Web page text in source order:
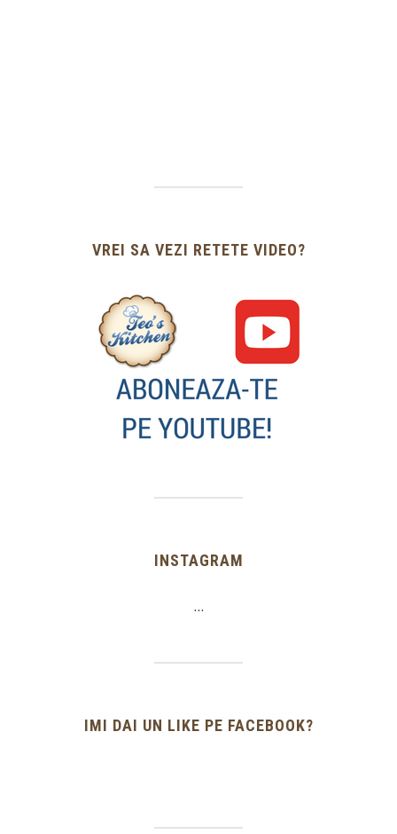
VREI SA VEZI RETETE VIDEO?
INSTAGRAM
…
IMI DAI UN LIKE PE FACEBOOK?